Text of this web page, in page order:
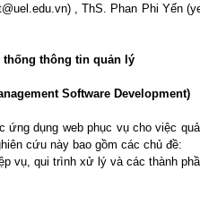
, ThS. Phan Phi Yến
thông tin quản lý
Software Development)
ứng dụng web phục vụ cho việc
cứu này bao gồm các chủ đề:
vụ, qui trình xử lý và các thành